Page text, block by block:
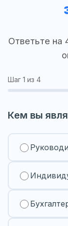
Ответьте
Шаг 1 из 4
Кем вы